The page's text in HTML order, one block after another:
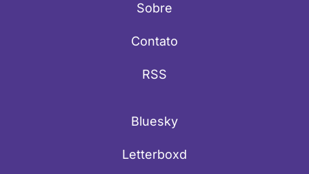
Sobre
Contato
RSS
Bluesky
Letterboxd